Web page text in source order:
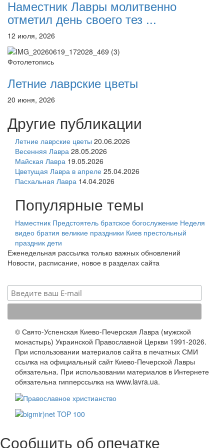
Наместник Лавры молитвенно
отметил день своего тез ...
12 июля, 2026
Фотолетопись
Летние лаврские цветы
20 июня, 2026
Другие публикации
Летние лаврские цветы 20.06.2026
Весенняя Лавра 28.05.2026
Майская Лавра 19.05.2026
Цветущая Лавра в апреле 25.04.2026
Пасхальная Лавра 14.04.2026
Популярные темы
Наместник Предстоятель братское богослужение Неделя
видео братия великие праздники Киев престольный
праздник дети
Еженедельная рассылка только важных обновлений
Новости, расписание, новое в разделах сайта
© Свято-Успенская Киево-Печерская Лавра (мужской
монастырь) Украинской Православной Церкви 1991-2026.
При использовании материалов сайта в печатных СМИ
ссылка на официальный сайт Киево-Печерской Лавры
обязательна. При использовании материалов в Интернете
обязательна гипперссылка на www.lavra.ua.
Сообщить об опечатке